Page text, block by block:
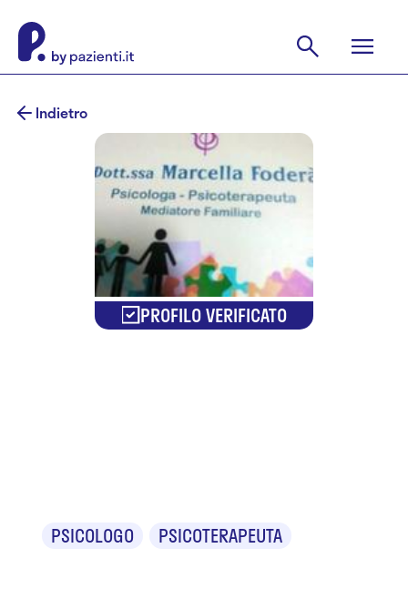
Indietro
PROFILO VERIFICATO
PSICOLOGO PSICOTERAPEUTA